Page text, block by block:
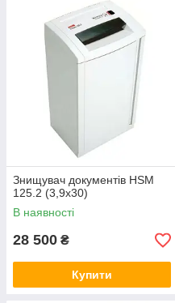
Знищувач документів HSM
125.2 (3,9x30)
В наявності
28 500 ₴
Купити